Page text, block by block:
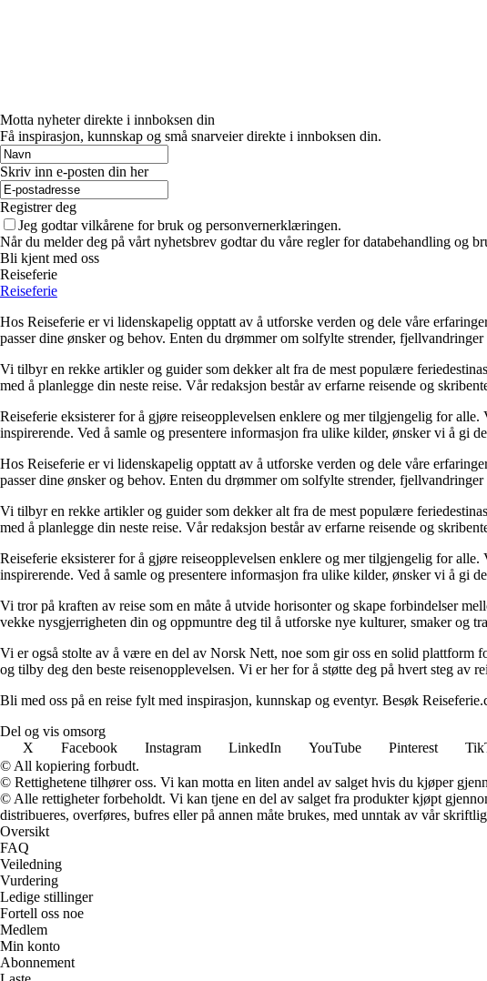
Motta nyheter direkte i innboksen din
Få inspirasjon, kunnskap og små snarveier direkte i innboksen din.
Skriv inn e-posten din her
Registrer deg
Jeg godtar vilkårene for bruk og personvernerklæringen.
Når du melder deg på vårt nyhetsbrev godtar du våre regler for databehandling og
Bli kjent med oss
Reiseferie
Reiseferie
Hos Reiseferie er vi lidenskapelig opptatt av å utforske verden og dele våre
passer dine ønsker og behov. Enten du drømmer om solfylte strender,
Vi tilbyr en rekke artikler og guider som dekker alt fra de mest populære
med å planlegge din neste reise. Vår redaksjon består av erfarne reisende og
Reiseferie eksisterer for å gjøre reiseopplevelsen enklere og mer tilgjengelig for
inspirerende. Ved å samle og presentere informasjon fra ulike kilder, ønsker vi å gi
Hos Reiseferie er vi lidenskapelig opptatt av å utforske verden og dele våre
passer dine ønsker og behov. Enten du drømmer om solfylte strender,
Vi tilbyr en rekke artikler og guider som dekker alt fra de mest populære
med å planlegge din neste reise. Vår redaksjon består av erfarne reisende og
Reiseferie eksisterer for å gjøre reiseopplevelsen enklere og mer tilgjengelig for
inspirerende. Ved å samle og presentere informasjon fra ulike kilder, ønsker vi å gi
Vi tror på kraften av reise som en måte å utvide horisonter og skape forbindelser
vekke nysgjerrigheten din og oppmuntre deg til å utforske nye kulturer, smaker og
Vi er også stolte av å være en del av Norsk Nett, noe som gir oss en solid plattform
og tilby deg den beste reisenopplevelsen. Vi er her for å støtte deg på hvert steg av
Bli med oss på en reise fylt med inspirasjon, kunnskap og eventyr. Besøk
Del og vis omsorg
X
Facebook Instagram LinkedIn YouTube Pinterest
© All kopiering forbudt.
© Rettighetene tilhører oss. Vi kan motta en liten andel av salget hvis du kjøper
© Alle rettigheter forbeholdt. Vi kan tjene en del av salget fra produkter kjøpt
distribueres, overføres, bufres eller på annen måte brukes, med unntak av vår
Oversikt
FAQ
Veiledning
Vurdering
Ledige stillinger
Fortell oss noe
Medlem
Min konto
Abonnement